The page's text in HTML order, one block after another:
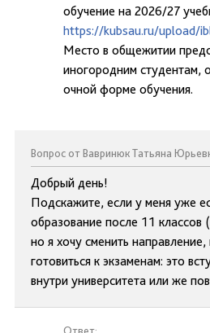
обучение на 2026/27
https://kubsau.ru/upload/
Место в общежитии
иногородним студентам,
очной форме обучения.
Вопрос от Вавринюк Татьяна
Добрый день!
Подскажите, если у меня уже
образование после 11 классов
но я хочу сменить
готовиться к экзаменам: это
внутри университета или же